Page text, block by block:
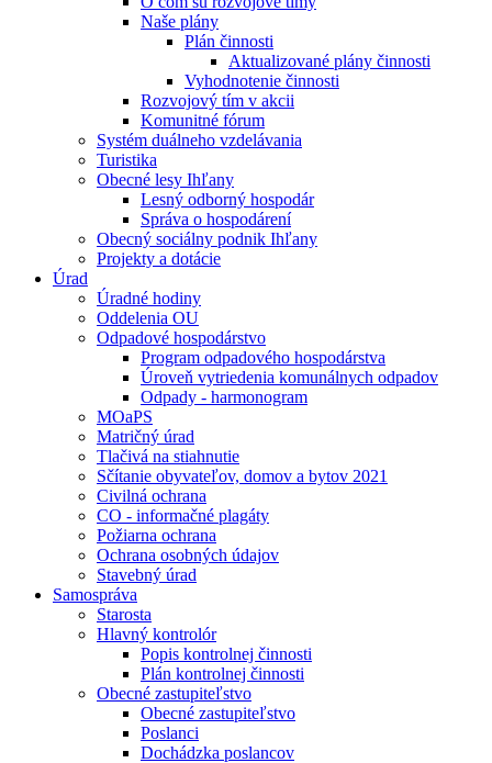
Naše plány
Plán činnosti
Aktualizované plány činnosti
Vyhodnotenie činnosti
Rozvojový tím v akcii
Komunitné fórum
Systém duálneho vzdelávania
Turistika
Obecné lesy Ihľany
Lesný odborný hospodár
Správa o hospodárení
Obecný sociálny podnik Ihľany
Projekty a dotácie
Úrad
Úradné hodiny
Oddelenia OU
Odpadové hospodárstvo
Program odpadového hospodárstva
Úroveň vytriedenia komunálnych odpadov
Odpady - harmonogram
MOaPS
Matričný úrad
Tlačivá na stiahnutie
Sčítanie obyvateľov, domov a bytov 2021
Civilná ochrana
CO - informačné plagáty
Požiarna ochrana
Ochrana osobných údajov
Stavebný úrad
Samospráva
Starosta
Hlavný kontrolór
Popis kontrolnej činnosti
Plán kontrolnej činnosti
Obecné zastupiteľstvo
Obecné zastupiteľstvo
Poslanci
Dochádzka poslancov